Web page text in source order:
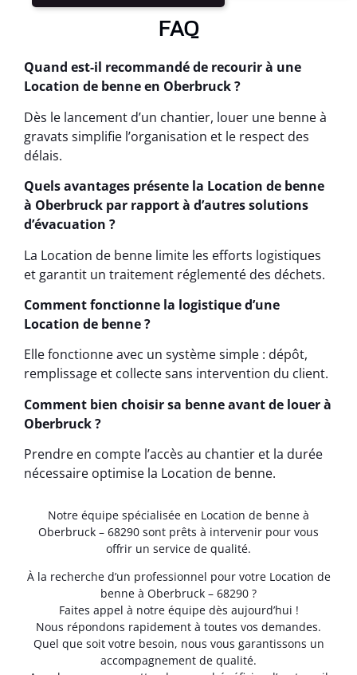
FAQ
Quand est-il recommandé de recourir à une
Location de benne en Oberbruck ?
Dès le lancement d’un chantier, louer une benne à
gravats simplifie l’organisation et le respect des
délais.
Quels avantages présente la Location de benne
à Oberbruck par rapport à d’autres solutions
d’évacuation ?
La Location de benne limite les efforts logistiques
et garantit un traitement réglementé des déchets.
Comment fonctionne la logistique d’une
Location de benne ?
Elle fonctionne avec un système simple : dépôt,
remplissage et collecte sans intervention du client.
Comment bien choisir sa benne avant de louer à
Oberbruck ?
Prendre en compte l’accès au chantier et la durée
nécessaire optimise la Location de benne.
Notre équipe spécialisée en Location de benne à
Oberbruck – 68290 sont prêts à intervenir pour vous
offrir un service de qualité.
À la recherche d’un professionnel pour votre Location de
benne à Oberbruck – 68290 ?
Faites appel à notre équipe dès aujourd’hui !
Nous répondons rapidement à toutes vos demandes.
Quel que soit votre besoin, nous vous garantissons un
accompagnement de qualité.